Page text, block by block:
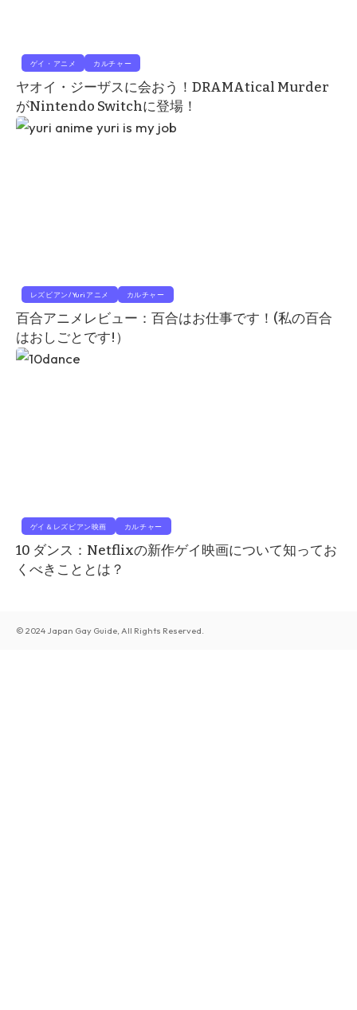
ゲイ・アニメ カルチャー
ヤオイ・ジーザスに会おう！DRAMAtical Murder
がNintendo Switchに登場！
レズビアン/Yuriアニメ カルチャー
百合アニメレビュー：百合はお仕事です！(私の百合
はおしごとです!）
ゲイ＆レズビアン映画 カルチャー
10 ダンス：Netflixの新作ゲイ映画について知ってお
くべきこととは？
© 2024 Japan Gay Guide, All Rights Reserved.